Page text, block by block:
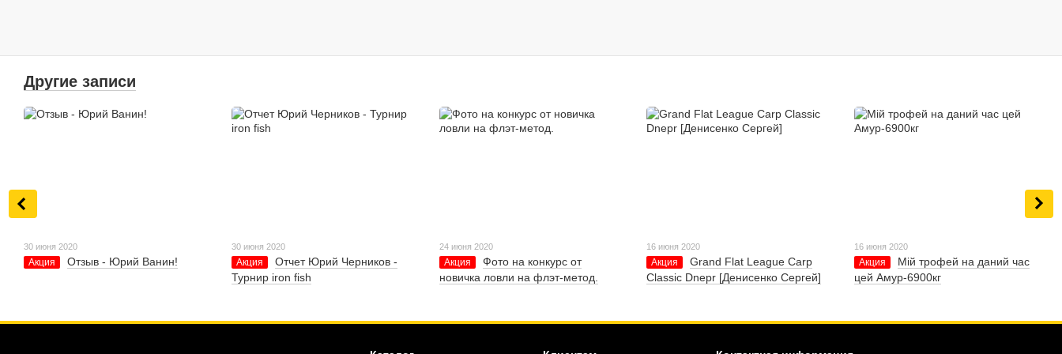
Другие записи
30 июня 2020
Акция Отзыв - Юрий Ванин!
30 июня 2020
Акция
Отчет Юрий Черников -
Турнир iron fish
24 июня 2020
Акция
Фото на конкурс от
новичка ловли на флэт-метод.
16 июня 2020
Акция
Grand Flat League Carp
Classic Dnepr [Денисенко Сергей]
16 июня 2020
Акция
Мій трофей на даний час
цей Амур-6900кг